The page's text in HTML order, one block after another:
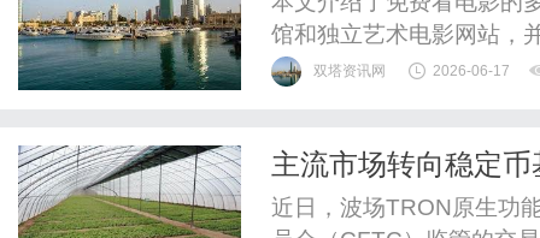
馆和独立艺术电影网站，
验。双塔资讯网 2026-06-17
主流市场转向稳定
近日，波场TRON原生功